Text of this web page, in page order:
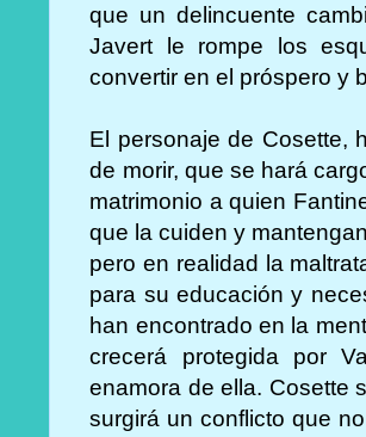
que un delincuente
Javert le rompe los
convertir en el próspero y
El personaje de Cosette,
de morir, que se hará
matrimonio a quien
que la cuiden y
pero en realidad la
para su educación y
han encontrado en la
crecerá protegida por
enamora de ella. Cosette
surgirá un conflicto que